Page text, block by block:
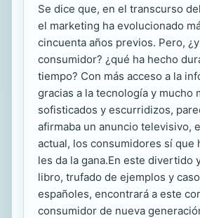
Se dice que, en el transcurso
el marketing ha evolucionado
cincuenta años previos. Pero,
consumidor? ¿qué ha hecho
tiempo? Con más acceso a la
gracias a la tecnología y mucho
sofisticados y escurridizos,
afirmaba un anuncio televisivo,
actual, los consumidores sí que
les da la gana.En este divertido
libro, trufado de ejemplos y
españoles, encontrará a este
consumidor de nueva